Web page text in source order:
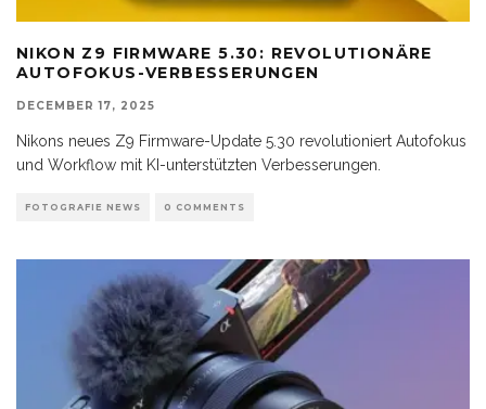
NIKON Z9 FIRMWARE 5.30: REVOLUTIONÄRE
AUTOFOKUS-VERBESSERUNGEN
DECEMBER 17, 2025
Nikons neues Z9 Firmware-Update 5.30 revolutioniert Autofokus
und Workflow mit KI-unterstützten Verbesserungen.
FOTOGRAFIE NEWS 0 COMMENTS